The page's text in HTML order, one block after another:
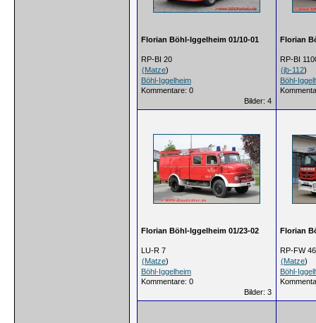
Florian Böhl-Iggelheim 01/10-01
RP-BI 20
(Matze)
Böhl-Iggelheim
Kommentare: 0
Bilder: 4
Florian
RP-BI
(jb-112)
Böhl-
Florian Böhl-Iggelheim 01/23-02
LU-R 7
(Matze)
Böhl-Iggelheim
Kommentare: 0
Bilder: 3
Florian
RP-FW
(Matze)
Böhl-